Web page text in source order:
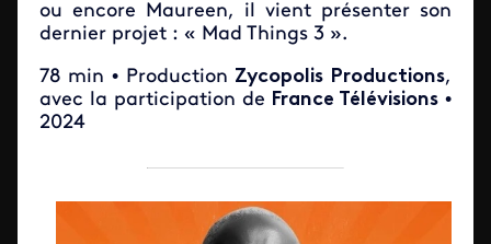
ou encore Maureen, il vient présenter son
dernier projet : « Mad Things 3 ».
78 min • Production Zycopolis Productions,
avec la participation de France Télévisions •
2024